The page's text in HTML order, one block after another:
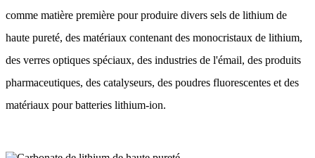
comme matière première pour produire divers sels de lithium de
haute pureté, des matériaux contenant des monocristaux de lithium,
des verres optiques spéciaux, des industries de l'émail, des produits
pharmaceutiques, des catalyseurs, des poudres fluorescentes et des
matériaux pour batteries lithium-ion.